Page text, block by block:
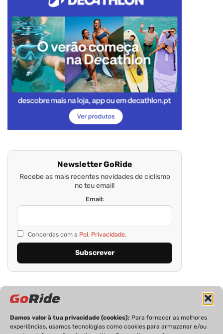
Damos valor à tua privacidade (cookies): Para fornecer as melhores
experiências, usamos tecnologias como cookies para armazenar e/ou
Newsletter GoRide
Recebe as mais recentes novidades de ciclismo
no teu email!
Email:
Concordas com a Pol. Privacidade.